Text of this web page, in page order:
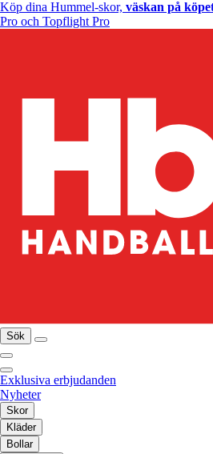
Köp dina Hummel-skor, väskan på
Pro och Topflight Pro
Sök
Exklusiva erbjudanden
Nyheter
Skor
Kläder
Bollar